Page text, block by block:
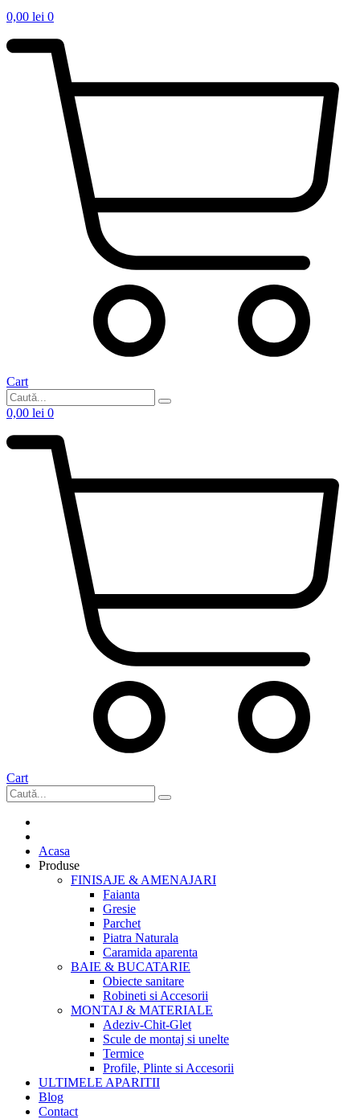
0,00 lei 0
Cart
0,00 lei 0
Cart
Acasa
Produse
FINISAJE & AMENAJARI
Faianta
Gresie
Parchet
Piatra Naturala
Caramida aparenta
BAIE & BUCATARIE
Obiecte sanitare
Robineti si Accesorii
MONTAJ & MATERIALE
Adeziv-Chit-Glet
Scule de montaj si unelte
Termice
Profile, Plinte si Accesorii
ULTIMELE APARITII
Blog
Contact